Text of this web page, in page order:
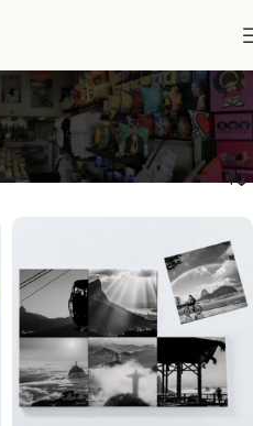
Exibindo 1–24 de 253 resultados